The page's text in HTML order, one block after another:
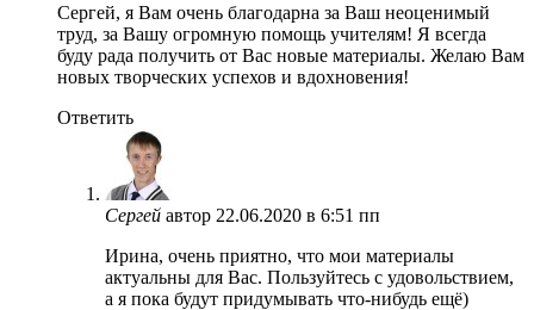
Сергей, я Вам очень благодарна за Ваш неоценимый
труд, за Вашу огромную помощь учителям! Я всегда
буду рада получить от Вас новые материалы. Желаю Вам
новых творческих успехов и вдохновения!
Ответить
Сергей автор 22.06.2020 в 6:51 пп
Ирина, очень приятно, что мои материалы
актуальны для Вас. Пользуйтесь с удовольствием,
а я пока будут придумывать что-нибудь ещё)